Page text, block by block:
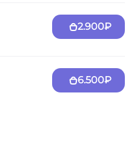
2.900₽
6.500₽